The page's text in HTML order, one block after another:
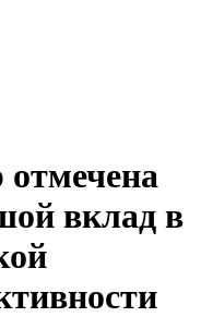
вклад в